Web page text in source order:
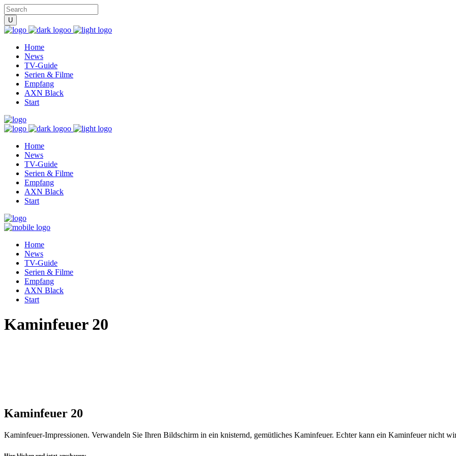
Home
News
TV-Guide
Serien & Filme
Empfang
AXN Black
Start
Home
News
TV-Guide
Serien & Filme
Empfang
AXN Black
Start
Home
News
TV-Guide
Serien & Filme
Empfang
AXN Black
Start
Kaminfeuer 20
Kaminfeuer 20
Kaminfeuer-Impressionen. Verwandeln Sie Ihren Bildschirm in ein knisternd, gemütliches Kaminfeuer. Echter kann ein Kaminfeuer nicht